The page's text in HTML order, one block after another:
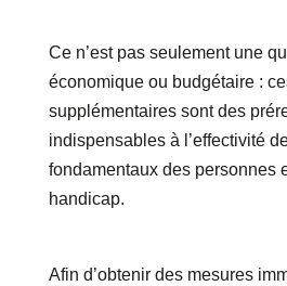
Ce n’est pas seulement une
économique ou budgétaire :
supplémentaires sont des
indispensables à l’effectivité
fondamentaux des personnes
handicap.
Afin d’obtenir des mesures